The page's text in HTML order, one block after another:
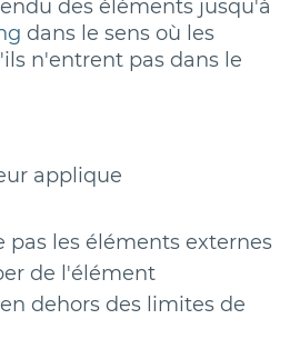
des éléments jusqu'à
dans le sens où les
n'entrent pas dans le
applique
pas les éléments externes
de l'élément
dehors des limites de